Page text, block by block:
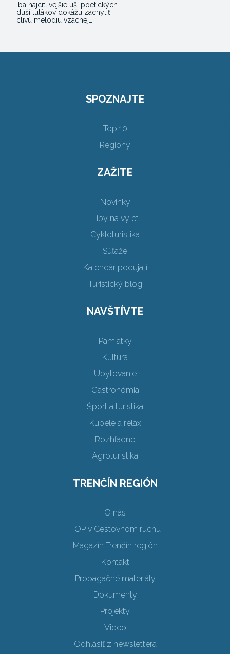
Iba najcitlivejšie uši poetických
duší tulákov dokážu zachytiť
clivú melódiu vzácnej…
SPOZNAJTE
Top 10
Regióny
ZAŽITE
Novinky
Tipy na výlet
Cykloturistika
Súťaže
Kalendár podujatí
Turistický blog
NAVŠTÍVTE
Pamiatky
Kultúra
Ubytovanie
Gastronómia
Šport a turistika
Kúpele a relax
Rozhľadne
Agroturistika
TRENČÍN REGIÓN
O nás
TOP v Cestovnom ruchu
Magazín Trenčín región
Kontakt
Propagačné materiály
Dokumenty
Projekty
Video
Odhlásiť z newslettera